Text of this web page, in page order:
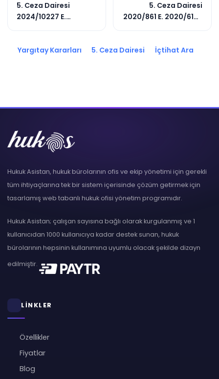
5. Ceza Dairesi
2024/10227 E.
5. Ceza Dairesi
2020/861 E. 2020/6175
Yargıtay Kararları 5. Ceza Dairesi İçtihat Ara
Hukuk Asistan, hukuk bürolarının ofis ve ekip yönetimi için gerekli
tüm ihtiyaçlarına tek bir sistem içerisinde çözüm getirmek için
tasarlamış web tabanlı hukuk ofisi yönetim programıdır.
Hukuk Asistan; çalışan sayısına bağlı olarak kurgulanmış ve 1
kullanıcıdan 1000 kullanıcıya kadar destek sunan, hukuk
bürolarının hepsinin kullanımına uyumlu olacak şekilde dizayn
edilmiştir.
LİNKLER
Özellikler
Fiyatlar
Blog